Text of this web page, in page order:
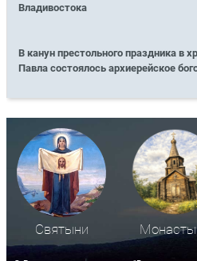
Владивостока
В канун престольного праздника в
Павла состоялось архиерейское
Святыни